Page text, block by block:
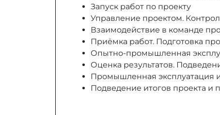
Запуск работ по проекту
Управление проектом.
Взаимодействие в команде
Приёмка работ. Подготовка
Опытно-промышленная
Оценка результатов.
Промышленная эксплуатация
Подведение итогов проекта и